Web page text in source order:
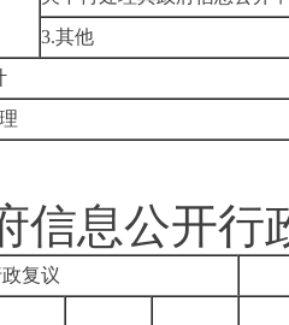
3.其他
信息公开行
复议